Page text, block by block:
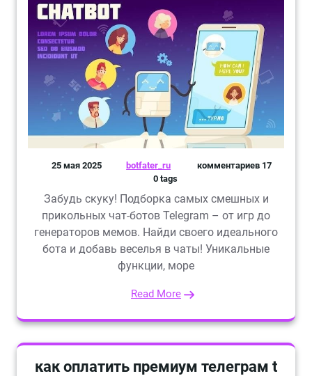
25 мая 2025 botfater_ru
комментариев 17
0 tags
Забудь скуку! Подборка самых смешных и
прикольных чат-ботов Telegram – от игр до
генераторов мемов. Найди своего идеального
бота и добавь веселья в чаты! Уникальные
функции, море
Read More
как оплатить премиум телеграм t